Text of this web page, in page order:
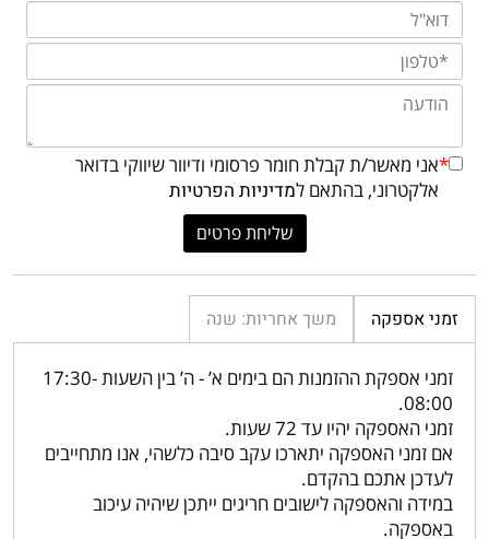
*אני מאשר/ת קבלת חומר פרסומי ודיוור שיווקי בדואר
אלקטרוני, בהתאם למדיניות הפרטיות
זמני אספקה משך אחריות: שנה
זמני אספקת ההזמנות הם בימים א’ - ה’ בין השעות 17:30-
08:00.
זמני האספקה יהיו עד 72 שעות.
אם זמני האספקה יתארכו עקב סיבה כלשהי, אנו מתחייבים
לעדכן אתכם בהקדם.
במידה והאספקה לישובים חריגים ייתכן שיהיה עיכוב
באספקה.